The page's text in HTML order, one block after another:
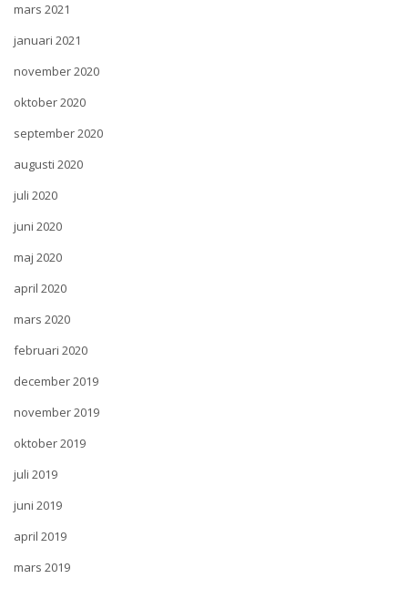
mars 2021
januari 2021
november 2020
oktober 2020
september 2020
augusti 2020
juli 2020
juni 2020
maj 2020
april 2020
mars 2020
februari 2020
december 2019
november 2019
oktober 2019
juli 2019
juni 2019
april 2019
mars 2019